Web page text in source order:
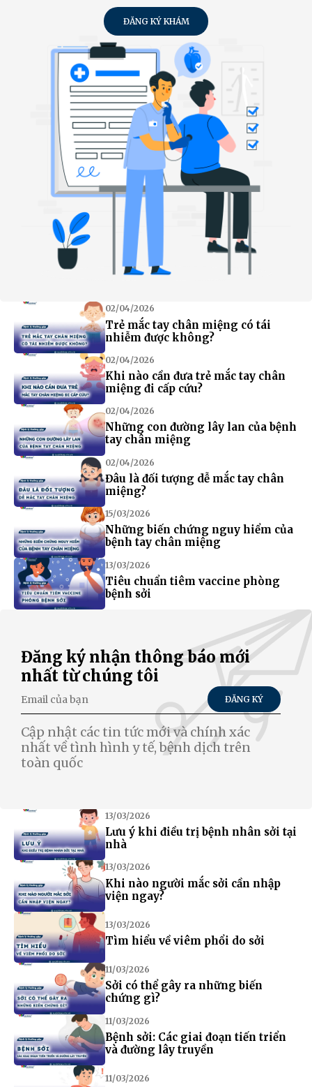
ĐĂNG KÝ KHÁM
02/04/2026
Trẻ mắc tay chân miệng có tái
nhiễm được không?
02/04/2026
Khi nào cần đưa trẻ mắc tay chân
miệng đi cấp cứu?
02/04/2026
Những con đường lây lan của bệnh
tay chân miệng
02/04/2026
Đâu là đối tượng dễ mắc tay chân
miệng?
15/03/2026
Những biến chứng nguy hiểm của
bệnh tay chân miệng
13/03/2026
Tiêu chuẩn tiêm vaccine phòng
bệnh sởi
Đăng ký nhận thông báo mới
nhất từ chúng tôi
ĐĂNG KÝ
Cập nhật các tin tức mới và chính xác
nhất về tình hình y tế, bệnh dịch trên
toàn quốc
13/03/2026
Lưu ý khi điều trị bệnh nhân sởi tại
nhà
13/03/2026
Khi nào người mắc sởi cần nhập
viện ngay?
13/03/2026
Tìm hiểu về viêm phổi do sởi
11/03/2026
Sởi có thể gây ra những biến
chứng gì?
11/03/2026
Bệnh sởi: Các giai đoạn tiến triển
và đường lây truyền
11/03/2026